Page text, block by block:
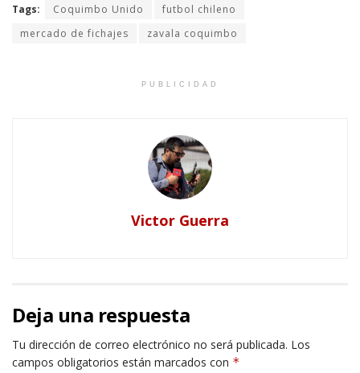
Tags: Coquimbo Unido
futbol chileno
mercado de fichajes
zavala coquimbo
PUBLICIDAD
Victor Guerra
Deja una respuesta
Tu dirección de correo electrónico no será publicada. Los
campos obligatorios están marcados con *